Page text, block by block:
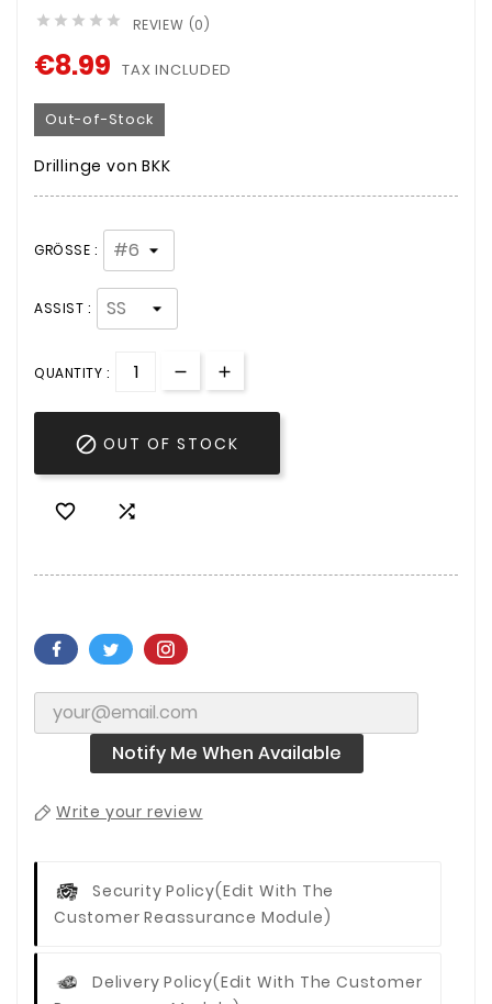
     REVIEW (0)
€8.99 TAX INCLUDED
Out-of-Stock
Drillinge von BKK
GRÖSSE :
ASSIST :
QUANTITY :
 OUT OF STOCK
 
Notify Me When Available
Write your review
Security Policy(edit With The
Customer Reassurance Module)
Delivery Policy(edit With The Customer